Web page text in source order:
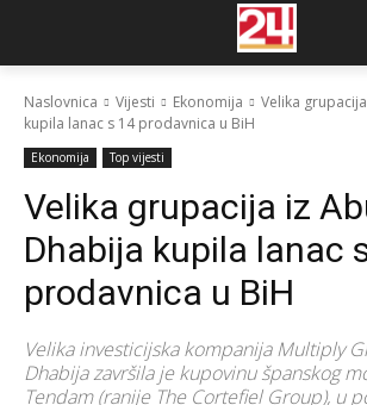
Naslovnica Vijesti Ekonomija
Velika
kupila lanac s 14 prodavnica u BiH
Ekonomija Top vijesti
Velika grupacija iz
Dhabija kupila lanac
prodavnica u BiH
Velika investicijska kompanija Multiply
Dhabija završila je kupovinu španskog
Tendam (ranije The Cortefiel Group), u